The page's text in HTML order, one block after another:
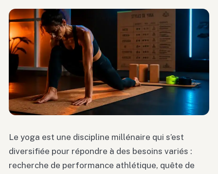
Le yoga est une discipline millénaire qui s’est
diversifiée pour répondre à des besoins variés :
recherche de performance athlétique, quête de